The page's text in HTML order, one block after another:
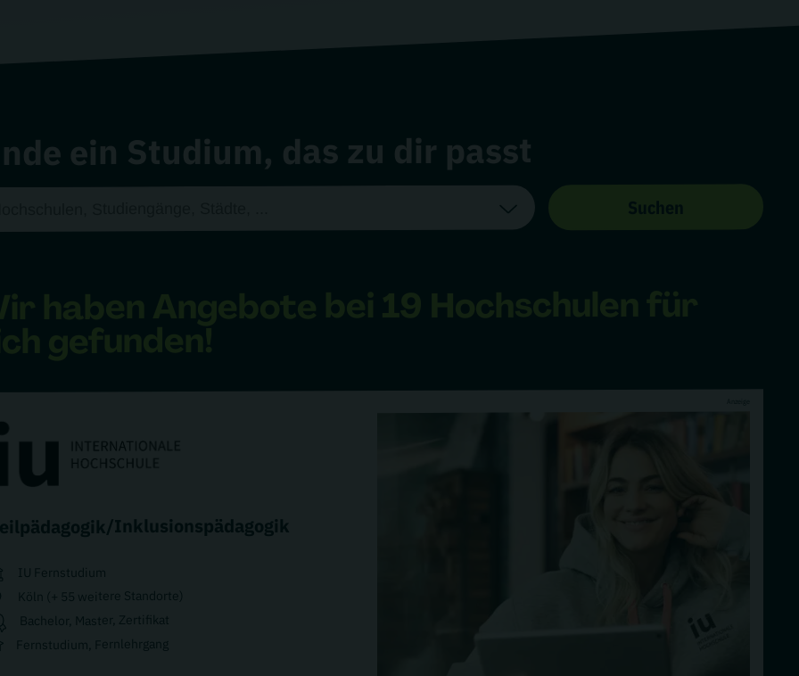
ein Studium, das zu dir passt
Inklusionspädagogik
IU Fernstudium
Köln (+ 55 weitere Standorte)
Bachelor, Master, Zertifikat
Fernstudium, Fernlehrgang